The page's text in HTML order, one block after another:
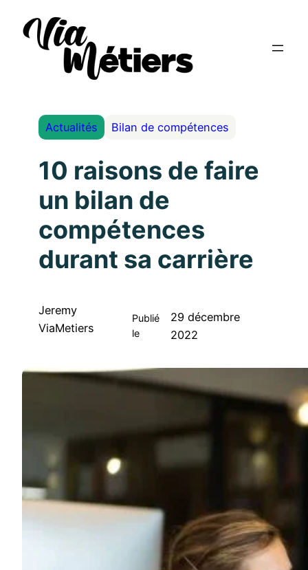
Actualités Bilan de compétences
10 raisons de faire
un bilan de
compétences
durant sa carrière
Jeremy
ViaMetiers
Publié
le
29 décembre
2022